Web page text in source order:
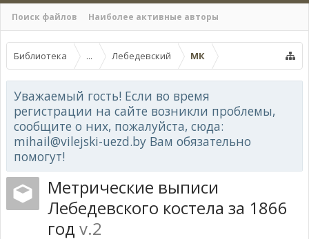
Поиск файлов Наиболее активные авторы
Библиотека ... Лебедевский МК
Уважаемый гость! Если во время
регистрации на сайте возникли проблемы,
сообщите о них, пожалуйста, сюда:
mihail@vilejski-uezd.by Вам обязательно
помогут!
Метрические выписи
Лебедевского костела за 1866
год v.2